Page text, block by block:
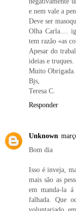
e nem vale a
Deve ser
Olha Carla....
tem razão «as
Apesar do
ideias e truques.
Muito Obrigada.
Bjs,
Teresa C.
Responder
Unknown
Bom dia
Isso é inveja,
mais são as
em manda-la
falhada. Que